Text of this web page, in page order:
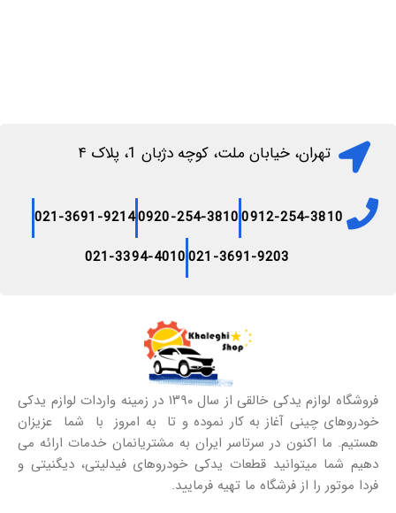
تهران، خیابان ملت، کوچه دژبان 1، پلاک ۴
0912-254-3810
0920-254-3810
021-3691-9214
021-3691-9203
021-3394-4010
فروشگاه لوازم یدکی خالقی از سال ۱۳۹۰ در زمینه واردات لوازم یدکی
خودروهای چینی آغاز به کار نموده و تا به امروز با شما عزیزان
هستیم. ما اکنون در سرتاسر ایران به مشتریانمان خدمات ارائه می
دهیم شما میتوانید قطعات یدکی خودروهای فیدلیتی، دیگنیتی و
فردا موتور را از فرشگاه ما تهیه فرمایید.